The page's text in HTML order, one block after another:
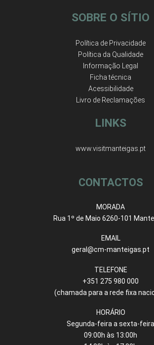
SOBRE O SÍTIO
Política de Privacidade
Política da Qualidade
Informação Legal
Ficha técnica
Acessibilidade
Livro de Reclamações
LINKS
www.visitmanteigas.pt
CONTACTOS
MORADA
Rua 1º de Maio 6260-101
EMAIL
geral@cm-manteigas.pt
TELEFONE
+351 275 980 000
(chamada para a rede fixa
HORÁRIO
Segunda-feira a sexta-feira
09:00h às 13:00h